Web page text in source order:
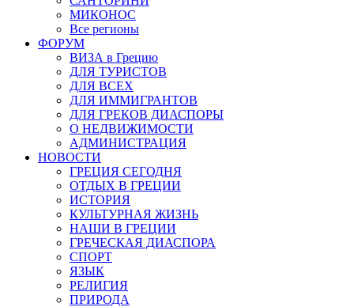
МИКОНОС
Все регионы
ФОРУМ
ВИЗА в Грецию
ДЛЯ ТУРИСТОВ
ДЛЯ ВСЕХ
ДЛЯ ИММИГРАНТОВ
ДЛЯ ГРЕКОВ ДИАСПОРЫ
О НЕДВИЖИМОСТИ
АДМИНИСТРАЦИЯ
НОВОСТИ
ГРЕЦИЯ СЕГОДНЯ
ОТДЫХ В ГРЕЦИИ
ИСТОРИЯ
КУЛЬТУРНАЯ ЖИЗНЬ
НАШИ В ГРЕЦИИ
ГРЕЧЕСКАЯ ДИАСПОРА
СПОРТ
ЯЗЫК
РЕЛИГИЯ
ПРИРОДА